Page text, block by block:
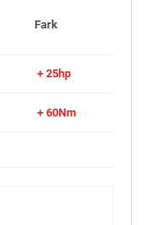
Fark
+ 25hp
+ 60Nm